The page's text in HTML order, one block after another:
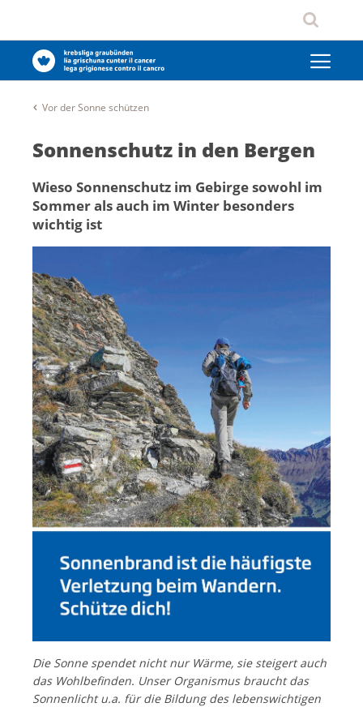
Vor der Sonne schützen
Sonnenschutz in den Bergen
Wieso Sonnenschutz im Gebirge sowohl im
Sommer als auch im Winter besonders
wichtig ist
Die Sonne spendet nicht nur Wärme, sie steigert auch
das Wohlbefinden. Unser Organismus braucht das
Sonnenlicht u.a. für die Bildung des lebenswichtigen